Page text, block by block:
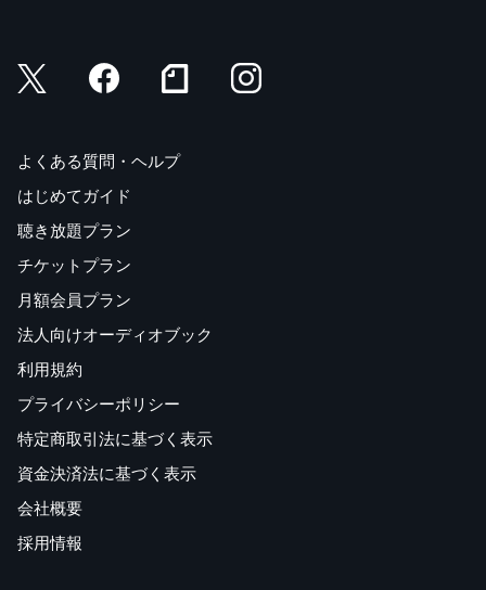
よくある質問・ヘルプ
はじめてガイド
聴き放題プラン
チケットプラン
月額会員プラン
法人向けオーディオブック
利用規約
プライバシーポリシー
特定商取引法に基づく表示
資金決済法に基づく表示
会社概要
採用情報